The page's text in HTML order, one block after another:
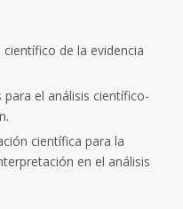
de la evidencia
el análisis científico-
científica para la
en el análisis